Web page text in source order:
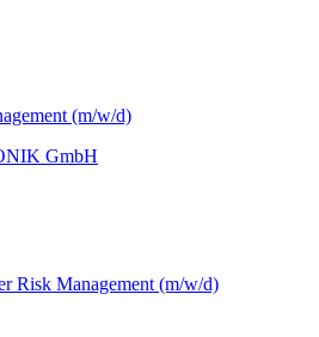
(m/w/d)
GmbH
Risk Management (m/w/d)